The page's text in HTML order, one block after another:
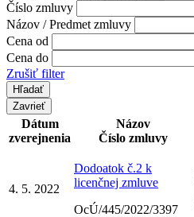
Číslo zmluvy
Názov / Predmet zmluvy
Cena od
Cena do
Zrušiť filter
Zavrieť
Dátum
zverejnenia
Názov
Číslo zmluvy
4. 5. 2022
Dodoatok č.2 k
licenčnej zmluve
OcÚ/445/2022/3397